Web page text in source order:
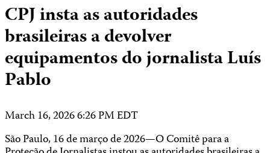
CPJ insta as autoridades
brasileiras a devolver
equipamentos do jornalista Luís
Pablo
March 16, 2026 6:26 PM EDT
São Paulo, 16 de março de 2026—O Comitê para a